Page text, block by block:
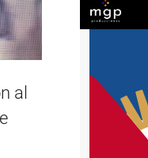
al